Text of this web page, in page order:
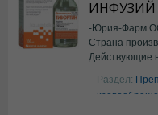
ИНФУЗИЙ
-Юрия-Фарм
Страна
Действующие
Аргинин
Раздел: